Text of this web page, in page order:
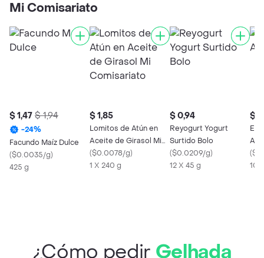
Mi Comisariato
$ 1,47 $ 1,94
-24%
Facundo Maíz Dulce
($0.0035/g)
425 g
$ 1,85
Lomitos de Atún en
Aceite de Girasol Mi
Comisariato
($0.0078/g)
1 X 240 g
$ 0,94
Reyogurt Yogurt
Surtido Bolo
($0.0209/g)
12 X 45 g
$
(
¿Cómo pedir Gelhada